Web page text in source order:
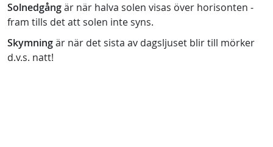
Solnedgångär när halva solen visas över horisonten -
fram tills det att solen inte syns.
Skymningär när det sista av dagsljuset blir till mörker
d.v.s. natt!